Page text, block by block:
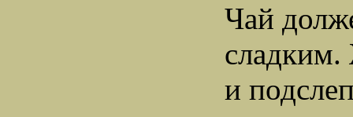
Чай
и